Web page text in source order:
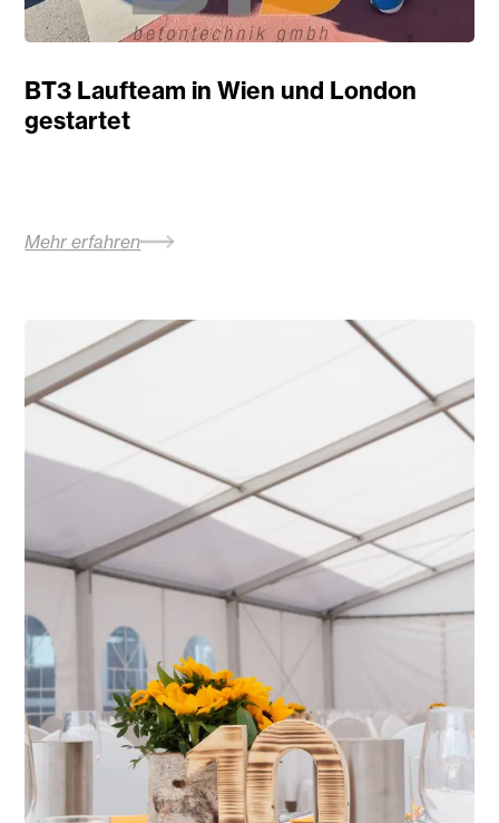
BT3 Laufteam in Wien und London
gestartet
Mehr erfahren